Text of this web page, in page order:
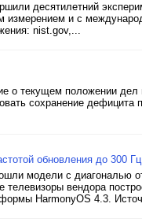
десятилетний
измерением и с
nist.gov,...
о текущем положении дел
сохранение дефицита
обновления до 300 Гц
модели с диагональю
вендора
HarmonyOS 4.3.